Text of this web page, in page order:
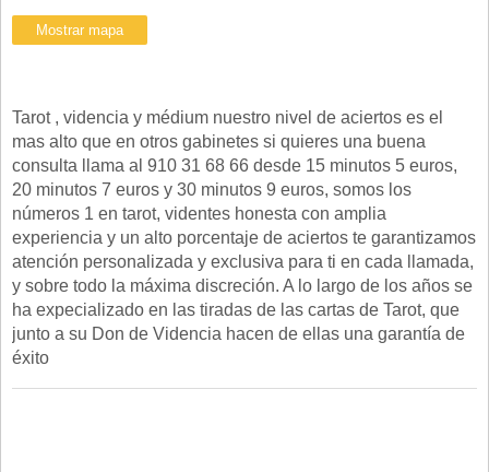
Tarot , videncia y médium nuestro nivel de aciertos es el
mas alto que en otros gabinetes si quieres una buena
consulta llama al 910 31 68 66 desde 15 minutos 5 euros,
20 minutos 7 euros y 30 minutos 9 euros, somos los
números 1 en tarot, videntes honesta con amplia
experiencia y un alto porcentaje de aciertos te garantizamos
atención personalizada y exclusiva para ti en cada llamada,
y sobre todo la máxima discreción. A lo largo de los años se
ha expecializado en las tiradas de las cartas de Tarot, que
junto a su Don de Videncia hacen de ellas una garantía de
éxito